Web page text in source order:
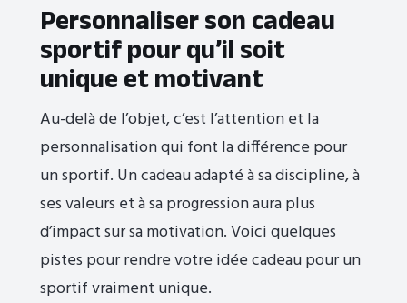
Personnaliser son cadeau
sportif pour qu’il soit
unique et motivant
Au-delà de l’objet, c’est l’attention et la
personnalisation qui font la différence pour
un sportif. Un cadeau adapté à sa discipline, à
ses valeurs et à sa progression aura plus
d’impact sur sa motivation. Voici quelques
pistes pour rendre votre idée cadeau pour un
sportif vraiment unique.